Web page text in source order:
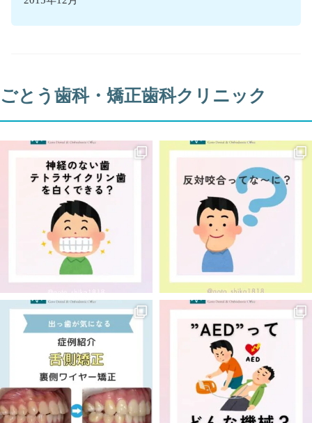
ごとう歯科・矯正歯科クリニック